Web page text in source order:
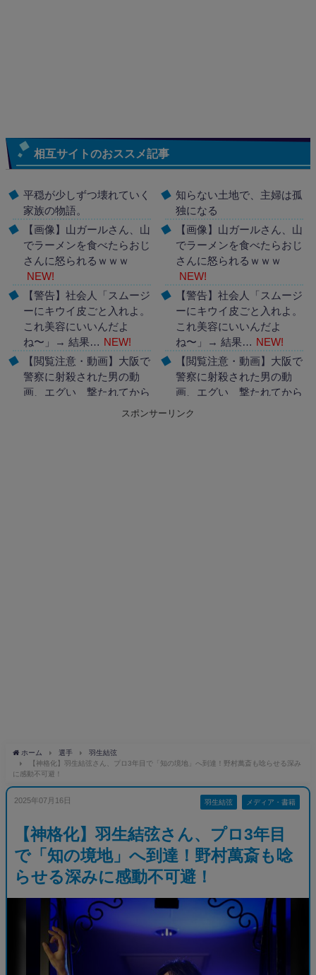
相互サイトのおススメ記事
平穏が少しずつ壊れていく
家族の物語。
【画像】山ガールさん、山
でラーメンを食べたらおじ
さんに怒られるｗｗｗ
NEW!
【警告】社会人「スムージ
ーにキウイ皮ごと入れよ。
これ美容にいいんだよ
ね〜」→ 結果…
NEW!
【閲覧注意・動画】大阪で
警察に射殺された男の動
画、エグい 撃たれてから
叫びながら苦しみもがいて
知らない土地で、主婦は孤
独になる
【画像】山ガールさん、山
でラーメンを食べたらおじ
さんに怒られるｗｗｗ
NEW!
【警告】社会人「スムージ
ーにキウイ皮ごと入れよ。
これ美容にいいんだよ
ね〜」→ 結果…
NEW!
【閲覧注意・動画】大阪で
警察に射殺された男の動
画、エグい 撃たれてから
叫びながら苦しみもがいて
スポンサーリンク
ホーム 選手
羽生結弦
【神格化】羽生結弦さん、プロ3年目で「知の境地」へ到達！野村萬斎も唸らせる深み
に感動不可避！
2025年07月16日 羽生結弦 メディア・書籍
【神格化】羽生結弦さん、プロ3年目
で「知の境地」へ到達！野村萬斎も唸
らせる深みに感動不可避！